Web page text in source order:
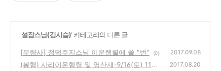
'설잠스님(김시습)' 카테고리의 다른 글
[무량사] 정덕주지스님 이운행렬에 쓸 "번" (0) 2017.09.08
(봉행) 사리이운행렬 및 영산재-9/16(토) 11시 2017.08.20